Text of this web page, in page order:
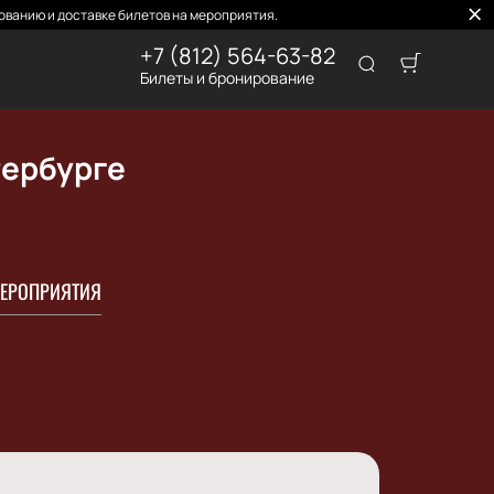
и доставке билетов на мероприятия.
+7 (812) 564-63-82
Билеты и бронирование